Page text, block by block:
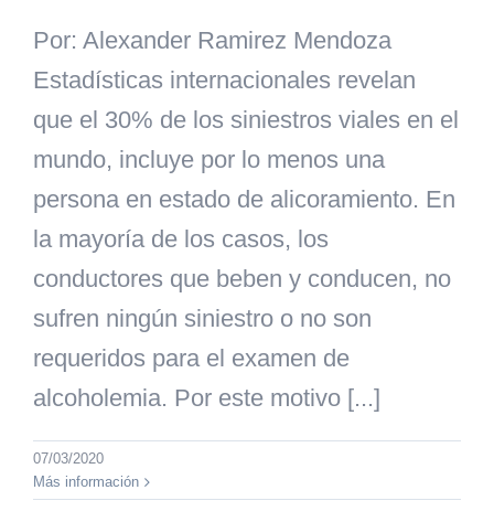
Por: Alexander Ramirez Mendoza
Estadísticas internacionales revelan
que el 30% de los siniestros viales en el
mundo, incluye por lo menos una
persona en estado de alicoramiento. En
la mayoría de los casos, los
conductores que beben y conducen, no
sufren ningún siniestro o no son
requeridos para el examen de
alcoholemia. Por este motivo [...]
07/03/2020
Más información